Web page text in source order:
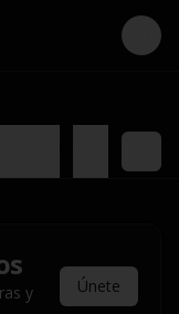
Login
y
Únete